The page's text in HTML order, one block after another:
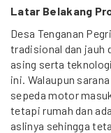
Latar Belakang
Desa Tenganan
tradisional dan jauh
asing serta
ini. Walaupun
sepeda motor
tetapi rumah dan
aslinya sehingga